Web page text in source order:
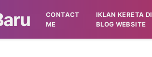
CONTACT
ME
IKLAN KERETA DI
BLOG WEBSITE